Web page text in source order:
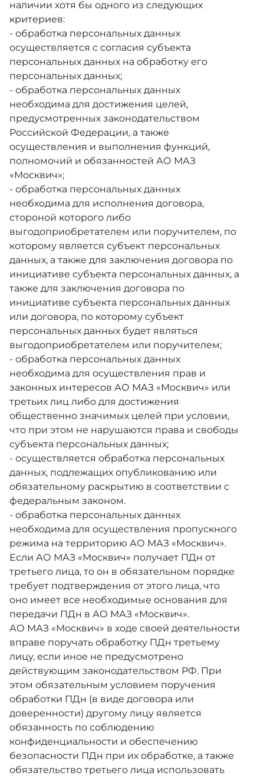
наличии хотя бы одного из следующих
критериев:
- обработка персональных данных
осуществляется с согласия субъекта
персональных данных на обработку его
персональных данных;
- обработка персональных данных
необходима для достижения целей,
предусмотренных законодательством
Российской Федерации, а также
осуществления и выполнения функций,
полномочий и обязанностей АО МАЗ
«Москвич»;
- обработка персональных данных
необходима для исполнения договора,
стороной которого либо
выгодоприобретателем или поручителем, по
которому является субъект персональных
данных, а также для заключения договора по
инициативе субъекта персональных данных, а
также для заключения договора по
инициативе субъекта персональных данных
или договора, по которому субъект
персональных данных будет являться
выгодоприобретателем или поручителем;
- обработка персональных данных
необходима для осуществления прав и
законных интересов АО МАЗ «Москвич» или
третьих лиц либо для достижения
общественно значимых целей при условии,
что при этом не нарушаются права и свободы
субъекта персональных данных;
- осуществляется обработка персональных
данных, подлежащих опубликованию или
обязательному раскрытию в соответствии с
федеральным законом.
- обработка персональных данных
необходима для осуществления пропускного
режима на территорию АО МАЗ «Москвич».
Если АО МАЗ «Москвич» получает ПДн от
третьего лица, то он в обязательном порядке
требует подтверждения от этого лица, что
оно имеет все необходимые основания для
передачи ПДн в АО МАЗ «Москвич».
АО МАЗ «Москвич» в ходе своей деятельности
вправе поручать обработку ПДн третьему
лицу, если иное не предусмотрено
действующим законодательством РФ. При
этом обязательным условием поручения
обработки ПДн (в виде договора или
доверенности) другому лицу является
обязанность по соблюдению
конфиденциальности и обеспечению
безопасности ПДн при их обработке, а также
обязательство третьего лица использовать